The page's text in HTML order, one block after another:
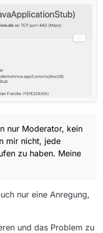
nur Moderator, kein
mir nicht, jede
zu haben. Meine
nur eine Anregung,
und das Problem zu